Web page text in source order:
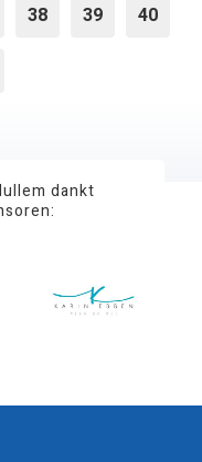
38 39 40
dankt